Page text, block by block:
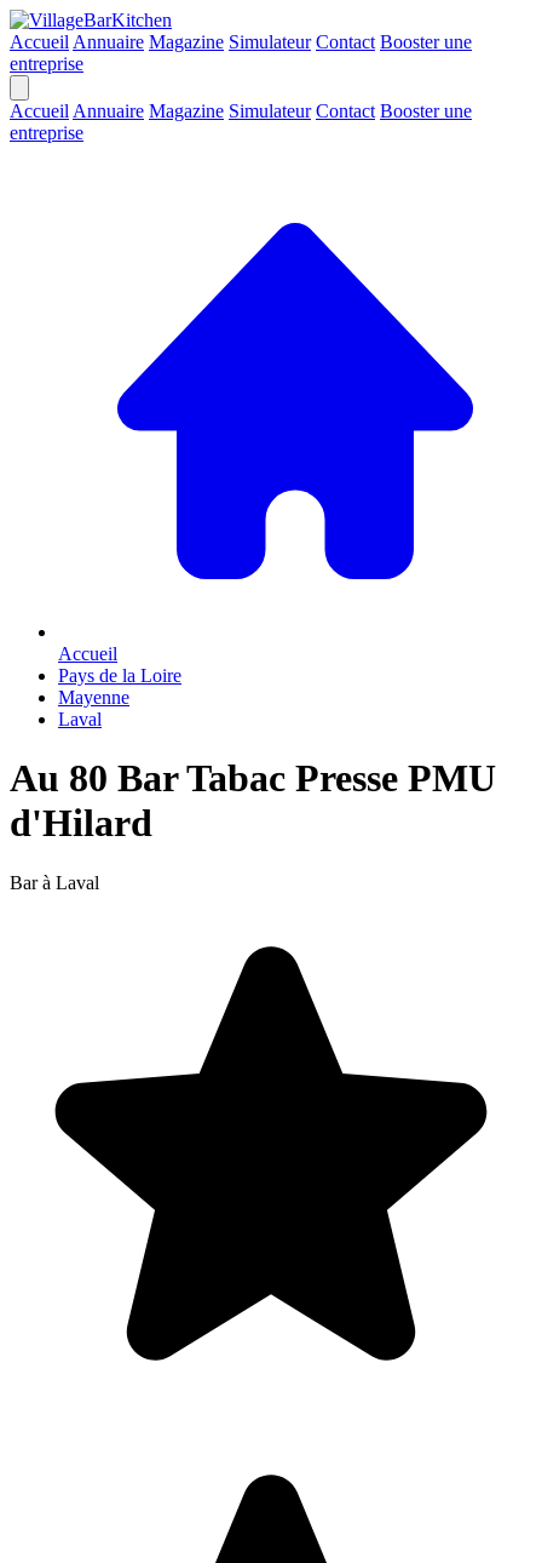
Accueil Annuaire Magazine Simulateur Contact Booster une
entreprise
Accueil Annuaire Magazine Simulateur Contact Booster une
entreprise
Accueil
Pays de la Loire
Mayenne
Laval
Au 80 Bar Tabac Presse PMU
d'Hilard
Bar à Laval